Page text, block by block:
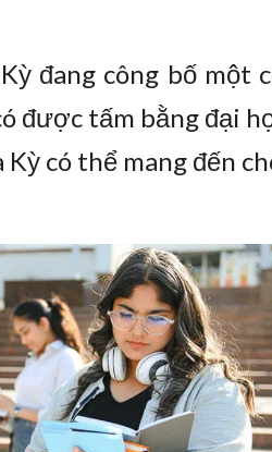
đang công bố
được tấm bằng đại
Kỳ có thể mang đến